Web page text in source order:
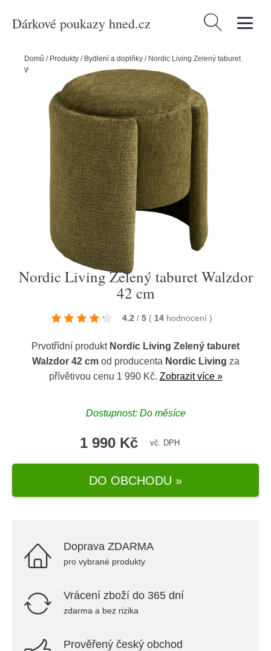
Dárkové poukazy hned.cz Vyhledávání
Domů / Produkty / Bydlení a doplňky / Nordic Living Zelený taburet
Walzdor 42 cm
Nordic Living Zelený taburet Walzdor
42 cm
4.2 / 5 ( 14 hodnocení )
Prvotřídní produkt Nordic Living Zelený taburet
Walzdor 42 cmod producenta Nordic Living za
přívětivou cenu 1 990 Kč. Zobrazit více »
Dostupnost: Do měsíce
1 990 Kč vč. DPH
DO OBCHODU »
Doprava ZDARMA
pro vybrané produkty
Vrácení zboží do 365 dní
zdarma a bez rizika
Prověřený český obchod